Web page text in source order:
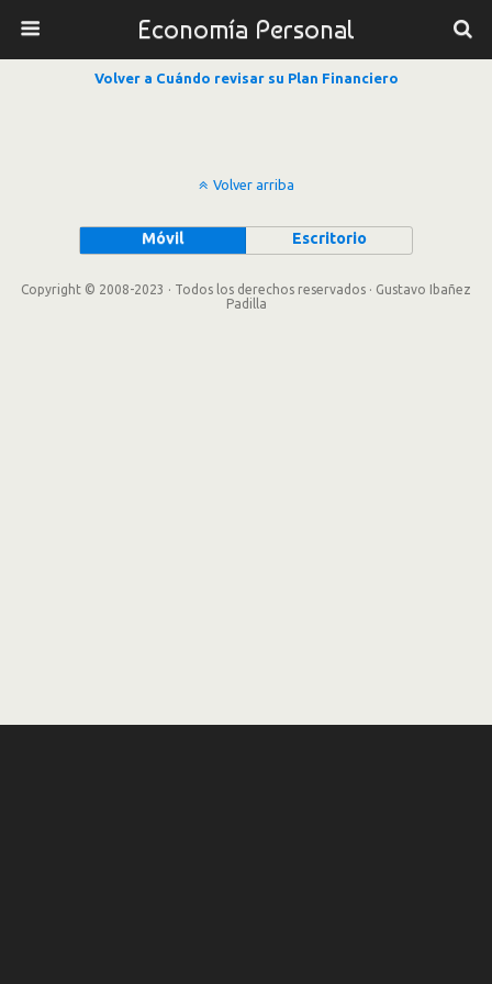
Economía Personal
Volver a Cuándo revisar su Plan Financiero
Volver arriba
Móvil Escritorio
Copyright © 2008-2023 · Todos los derechos reservados · Gustavo Ibañez
Padilla